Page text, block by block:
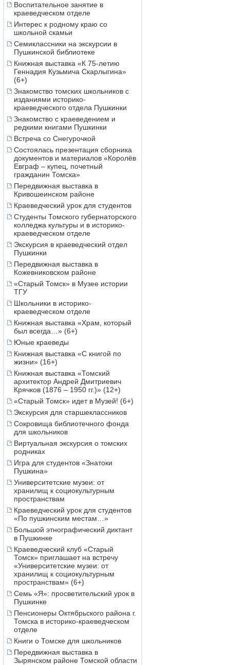
Воспитательное занятие в
краеведческом отделе
Интерес к родному краю со
школьной скамьи
Семиклассники на экскурсии в
Пушкинской библиотеке
Книжная выставка «К 75-летию
Геннадия Кузьмича Скарлыгина»
(6+)
Знакомство томских школьников с
изданиями историко-
краеведческого отдела Пушкинки
Знакомство с краеведением и
редкими книгами Пушкинки
Встреча со Снегурочкой
Состоялась презентация сборника
документов и материалов «Королёв
Евграф – купец, почетный
гражданин Томска»
Передвижная выставка в
Кривошеинском районе
Краеведческий урок для студентов
Студенты Томского губернаторского
колледжа культуры и в историко-
краеведческом отделе
Экскурсия в краеведческий отдел
Пушкинки
Передвижная выставка в
Кожевниковском районе
«Старый Томск» в Музее истории
ТГУ
Школьники в историко-
краеведческом отделе
Книжная выставка «Храм, который
был всегда…» (6+)
Юные краеведы
Книжная выставка «С книгой по
жизни» (16+)
Книжная выставка «Томский
архитектор Андрей Дмитриевич
Крячков (1876 – 1950 гг.)» (12+)
«Старый Томск» идет в Музей! (6+)
Экскурсия для старшеклассников
Сокровища библиотечного фонда
для школьников
Виртуальная экскурсия о томских
родниках
Игра для студентов «Знатоки
Пушкина»
Университетские музеи: от
хранилищ к социокультурным
пространствам
Краеведческий урок для студентов
«По пушкинским местам…»
Большой этнографический диктант
в Пушкинке
Краеведческий клуб «Старый
Томск» приглашает на встречу
«Университетские музеи: от
хранилищ к социокультурным
пространствам» (6+)
Семь «Я»: просветительский урок в
Пушкинке
Пенсионеры Октябрьского района г.
Томска в историко-краеведческом
отделе
Книги о Томске для школьников
Передвижная выставка в
Зырянском районе Томской области